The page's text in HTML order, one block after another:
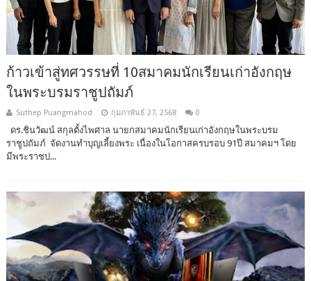
ก้าวเข้าสู่ทศวรรษที่ 10สมาคมนักเรียนเก่าอังกฤษ
ในพระบรมราชูปถัมภ์
Suthep Puangmahod กุมภาพันธ์ 27, 2568 0
ดร.ชินวัฒน์ สกุลตั้งไพศาล นายกสมาคมนักเรียนเก่าอังกฤษในพระบรม
ราชูปถัมภ์ จัดงานทำบุญเลี้ยงพระ เนื่องในโอกาสครบรอบ 91ปี สมาคมฯ โดย
มีพระราชป...